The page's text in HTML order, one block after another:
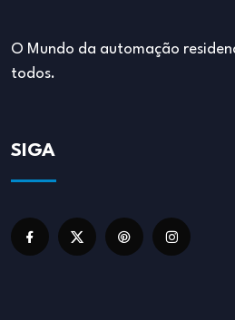
O Mundo da automação
todos.
SIGA